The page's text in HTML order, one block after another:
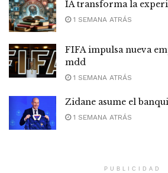
IA transforma la
1 SEMANA ATRÁS
FIFA impulsa nueva
mdd
1 SEMANA ATRÁS
Zidane asume el
1 SEMANA ATRÁS
PUBLICIDAD